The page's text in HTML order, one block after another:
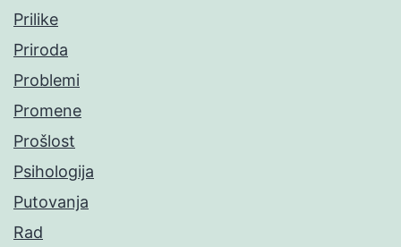
Prilike
Priroda
Problemi
Promene
Prošlost
Psihologija
Putovanja
Rad